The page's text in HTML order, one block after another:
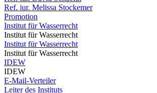
Ref. iur. Melissa Stockemer
Promotion
Institut für Wasserrecht
Institut für Wasserrecht
Institut für Wasserrecht
Institut für Wasserrecht
IDEW
IDEW
E-Mail-Verteiler
Leiter des Instituts